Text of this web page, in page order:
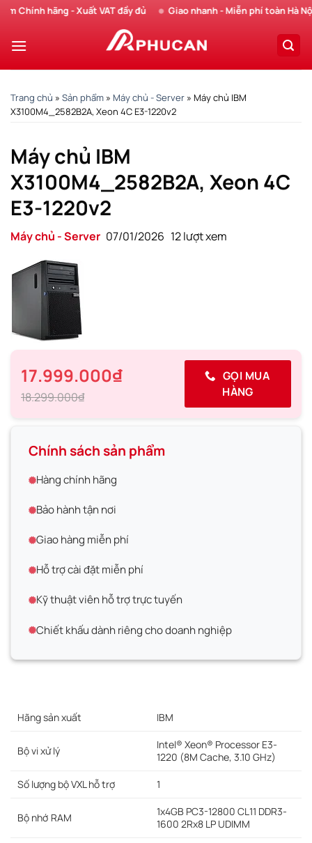
Chuyển
nội
hãng - Xuất VAT đầy đủ Giao nhanh - Miễn phí toàn Hà Nội
Trang chủ » Sản phẩm » Máy chủ - Server » Máy chủ IBM
X3100M4_2582B2A, Xeon 4C E3-1220v2
Máy chủ IBM
X3100M4_2582B2A, Xeon 4C
E3-1220v2
Máy chủ - Server 07/01/2026 12 lượt xem
17.999.000₫
18.299.000₫
GỌI MUA
HÀNG
Chính sách sản phẩm
Hàng chính hãng
Bảo hành tận nơi
Giao hàng miễn phí
Hỗ trợ cài đặt miễn phí
Kỹ thuật viên hỗ trợ trực tuyến
Chiết khấu dành riêng cho doanh nghiệp
Hãng sản xuất IBM
Bộ vi xử lý
Intel® Xeon® Processor E3-
1220 (8M Cache, 3.10 GHz)
Số lượng bộ VXL hỗ trợ 1
Bộ nhớ RAM
1x4GB PC3-12800 CL11 DDR3-
1600 2Rx8 LP UDIMM